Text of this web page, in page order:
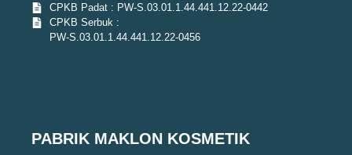
CPKB Padat : PW-S.03.01.1.44.441.12.22-0442
CPKB Serbuk :
PW-S.03.01.1.44.441.12.22-0456
PABRIK MAKLON KOSMETIK